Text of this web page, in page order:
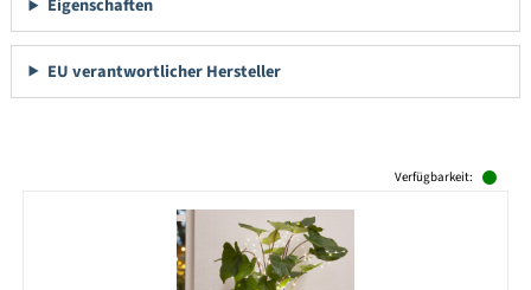
Eigenschaften
EU verantwortlicher Hersteller
Verfügbarkeit: